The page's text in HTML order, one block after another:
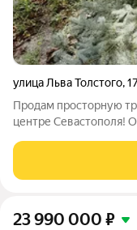
улица Льва Толстого,
Продам просторную
центре Севастополя!
первом этаже
детской и
23 990 000 ₽